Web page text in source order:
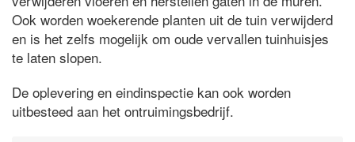
Ook worden woekerende planten uit de tuin verwijderd
en is het zelfs mogelijk om oude vervallen tuinhuisjes
te laten slopen.
De oplevering en eindinspectie kan ook worden
uitbesteed aan het ontruimingsbedrijf.